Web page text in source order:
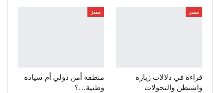
مميز
قراءة في دلالات زيارة
واشنطن والتحولات
مميز
منطقة أمن دولي أم سيادة
وطنية…؟